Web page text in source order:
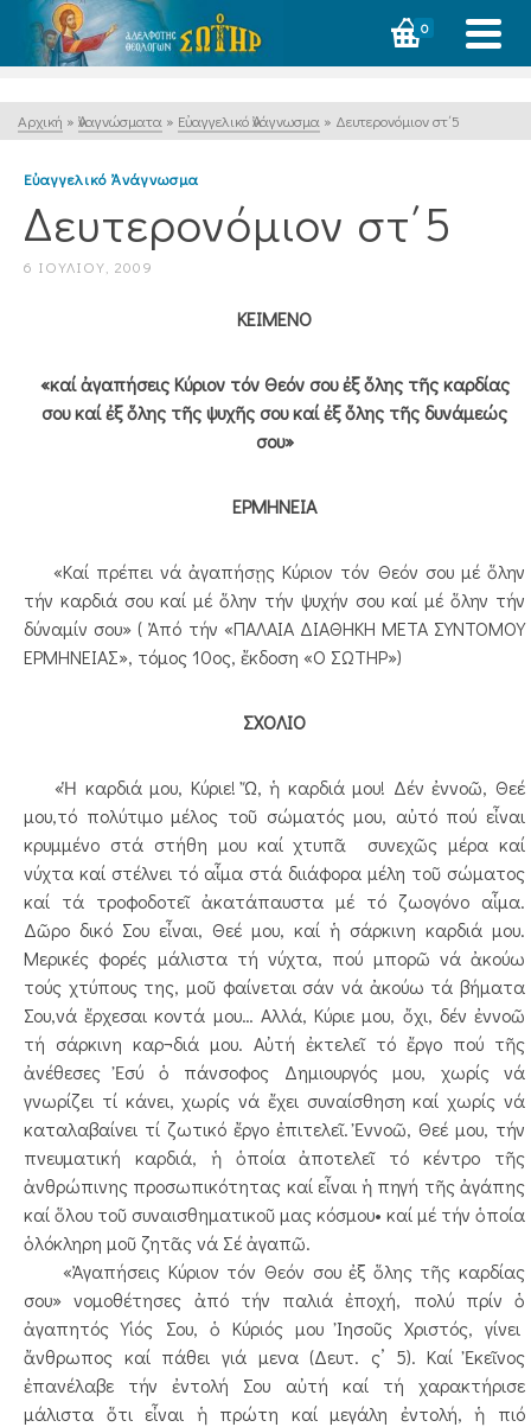
0
Αρχική » Ἀναγνώσματα » Εὐαγγελικό Ἀνάγνωσμα » Δευτερονόμιον στ΄5
Εὐαγγελικό Ἀνάγνωσμα
Δευτερονόμιον στ΄5
6 ΙΟΥΛΊΟΥ, 2009
ΚΕΙΜΕΝΟ
«καί ἀγαπήσεις Κύριον τόν Θεόν σου ἐξ ὅλης τῆς καρδίας
σου καί ἐξ ὅλης τῆς ψυχῆς σου καί ἐξ ὅλης τῆς δυνάμεώς
σου»
ΕΡΜΗΝΕΙΑ
«Καί πρέπει νά ἀγαπήσῃς Κύριον τόν Θεόν σου μέ ὅλην
τήν καρδιά σου καί μέ ὅλην τήν ψυχήν σου καί μέ ὅλην τήν
δύναμίν σου» ( Ἀπό τήν «ΠΑΛΑΙΑ ΔΙΑΘΗΚΗ ΜΕΤΑ ΣΥΝΤΟΜΟΥ
ΕΡΜΗΝΕΙΑΣ», τόμος 10ος, ἔκδοση «Ο ΣΩΤΗΡ»)
ΣΧΟΛΙΟ
«Ἡ καρδιά μου, Κύριε! Ὤ, ἡ καρδιά μου! Δέν ἐννοῶ, Θεέ
μου,τό πολύτιμο μέλος τοῦ σώματός μου, αὐτό πού εἶναι
κρυμμένο στά στήθη μου καί χτυπᾶ συνεχῶς μέρα καί
νύχτα καί στέλνει τό αἷμα στά διιάφορα μέλη τοῦ σώματος
καί τά τροφοδοτεῖ ἀκατάπαυστα μέ τό ζωογόνο αἷμα.
Δῶρο δικό Σου εἶναι, Θεέ μου, καί ἡ σάρκινη καρδιά μου.
Μερικές φορές μάλιστα τή νύχτα, πού μπορῶ νά ἀκούω
τούς χτύπους της, μοῦ φαίνεται σάν νά ἀκούω τά βήματα
Σου,νά ἔρχεσαι κοντά μου… Αλλά, Κύριε μου, ὄχι, δέν ἐννοῶ
τή σάρκινη καρ¬διά μου. Αὐτή ἐκτελεῖ τό ἔργο πού τῆς
ἀνέθεσες Ἐσύ ὁ πάνσοφος Δημιουργός μου, χωρίς νά
γνωρίζει τί κάνει, χωρίς νά ἔχει συναίσθηση καί χωρίς νά
καταλαβαίνει τί ζωτικό ἔργο ἐπιτελεῖ. Ἐννοῶ, Θεέ μου, τήν
πνευματική καρδιά, ἡ ὁποία ἀποτελεῖ τό κέντρο τῆς
ἀνθρώπινης προσωπικότητας καί εἶναι ἡ πηγή τῆς ἀγάπης
καί ὅλου τοῦ συναισθηματικοῦ μας κόσμου• καί μέ τήν ὁποία
ὁλόκληρη μοῦ ζητᾶς νά Σέ ἀγαπῶ.
«Ἀγαπήσεις Κύριον τόν Θεόν σου ἐξ ὅλης τῆς καρδίας
σου» νομοθέτησες ἀπό τήν παλιά ἐποχή, πολύ πρίν ὁ
ἀγαπητός Υἱός Σου, ὁ Κύριός μου Ἰησοῦς Χριστός, γίνει
ἄνθρωπος καί πάθει γιά μενα (Δευτ. ς’ 5). Καί Ἐκεῖνος
ἐπανέλαβε τήν ἐντολή Σου αὐτή καί τή χαρακτήρισε
μάλιστα ὅτι εἶναι ἡ πρώτη καί μεγάλη ἐντολή, ἡ πιό